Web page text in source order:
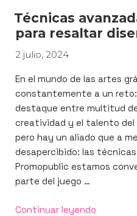
Técnicas
para resaltar
PUBLICADO
2 julio, 2024
En el mundo de las artes
constantemente a un
destaque entre multitud
creatividad y el talento del
pero hay un aliado que a
desapercibido: las técnicas
Promopublic estamos
parte del juego …
Continuar leyendo